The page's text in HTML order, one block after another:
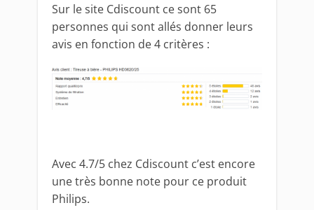
Sur le site Cdiscount ce sont 65
personnes qui sont allés donner leurs
avis en fonction de 4 critères :
Avec 4.7/5 chez Cdiscount c’est encore
une très bonne note pour ce produit
Philips.